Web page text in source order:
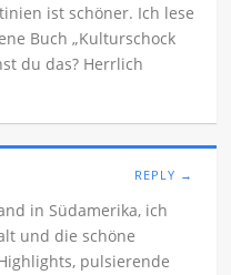
ist schöner. Ich lese
Buch „Kulturschock
du das? Herrlich
REPLY →
in Südamerika, ich
und die schöne
pulsierende